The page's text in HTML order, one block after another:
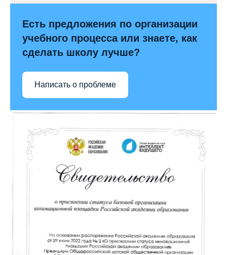
Есть предложения по организации
учебного процесса или знаете, как
сделать школу лучше?
Написать о проблеме